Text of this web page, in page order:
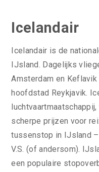
Icelandair
Icelandair is de
IJsland. Dagelijks
Amsterdam en
hoofdstad Reykjavik.
scherpe prijzen voor
tussenstop in IJsland
V.S. (of andersom).
een populaire